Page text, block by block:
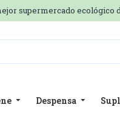
supermercado ecológico
Despensa